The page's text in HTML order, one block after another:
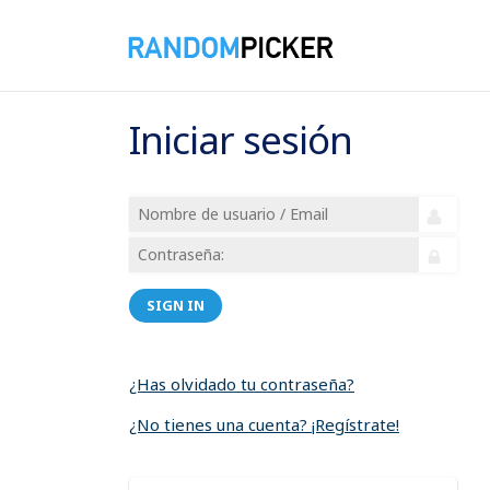
Iniciar sesión
SIGN IN
¿Has olvidado tu contraseña?
¿No tienes una cuenta? ¡Regístrate!